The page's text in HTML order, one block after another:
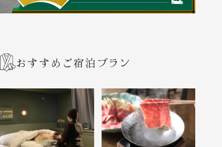
おすすめご宿泊プラン